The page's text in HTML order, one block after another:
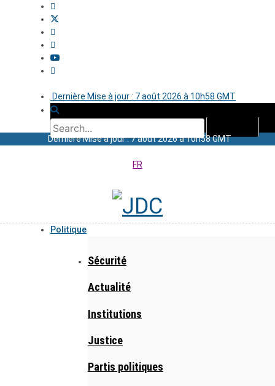
Dernière Mise à jour : 7 août 2026 à 10h58 GMT
Dernière Mise à jour : 7 août 2026 à 10h58 GMT
FR
Politique
Sécurité
Actualité
Institutions
Justice
Partis politiques